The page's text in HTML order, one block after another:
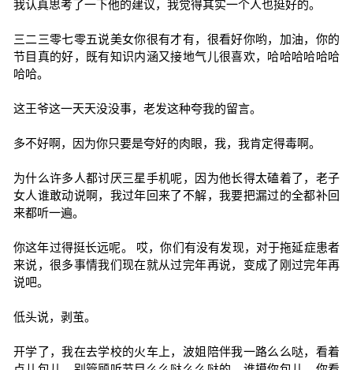
我认真思考了一下他的建议，我觉得其实一个人也挺好的。
三二三零七零五说美女你很有才有，很看好你哟，加油，你的
节目真的好，既有知识内涵又接地气儿很喜欢，哈哈哈哈哈哈
哈哈。
这王爷这一天天没没事，老发这种夸我的留言。
多不好啊，因为你只要是夸好的肉眼，我，我肯定得毒啊。
为什么许多人都讨厌三星手机呢，因为他长得太磕着了，老子
女人谁敢动说啊，我过年回来了不解，我要把漏过的全都补回
来都听一遍。
你这年过得挺长远呢。 哎，你们有没有发现，对于拖延症患者
来说，很多事情我们现在就从过完年再说，变成了刚过完年再
说吧。
低头说，剥茧。
开学了，我在去学校的火车上，波姐陪伴我一路么么哒，看着